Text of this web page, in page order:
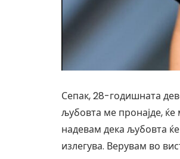
Сепак, 28-годишната
љубовта ме пронајде, ќе
надевам дека љубовта
излегува. Верувам во